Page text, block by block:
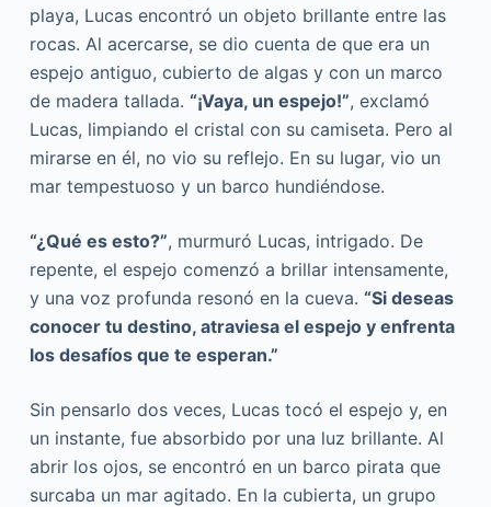
playa, Lucas encontró un objeto brillante entre las
rocas. Al acercarse, se dio cuenta de que era un
espejo antiguo, cubierto de algas y con un marco
de madera tallada. “¡Vaya, un espejo!”, exclamó
Lucas, limpiando el cristal con su camiseta. Pero al
mirarse en él, no vio su reflejo. En su lugar, vio un
mar tempestuoso y un barco hundiéndose.
“¿Qué es esto?”, murmuró Lucas, intrigado. De
repente, el espejo comenzó a brillar intensamente,
y una voz profunda resonó en la cueva. “Si deseas
conocer tu destino, atraviesa el espejo y enfrenta
los desafíos que te esperan.”
Sin pensarlo dos veces, Lucas tocó el espejo y, en
un instante, fue absorbido por una luz brillante. Al
abrir los ojos, se encontró en un barco pirata que
surcaba un mar agitado. En la cubierta, un grupo